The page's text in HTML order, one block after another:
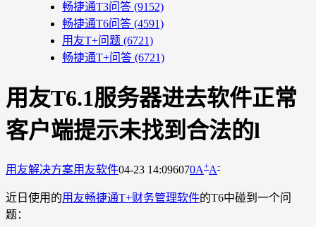
畅捷通T3问答 (9152)
畅捷通T6问答 (4591)
用友T+问题 (6721)
畅捷通T+问答 (6721)
用友T6.1服务器进去软件正常
客户端提示未找到合法的l
用友解决方案用友软件04-23 14:096070A+A-
近日使用的用友畅捷通T+财务管理软件的T6中碰到一个问
题：